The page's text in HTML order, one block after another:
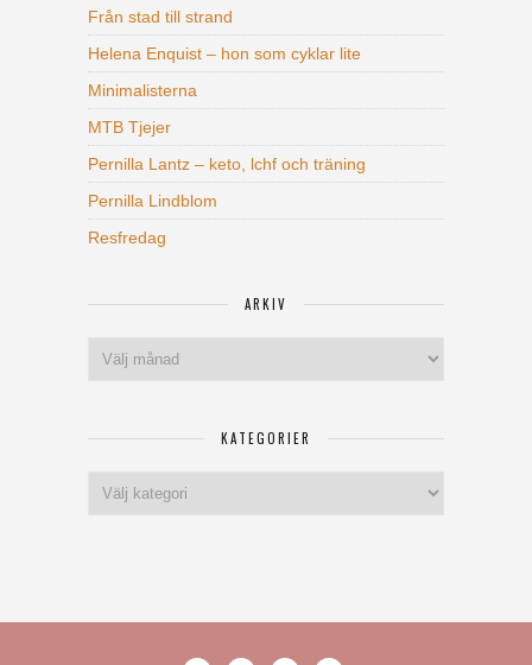
Från stad till strand
Helena Enquist – hon som cyklar lite
Minimalisterna
MTB Tjejer
Pernilla Lantz – keto, lchf och träning
Pernilla Lindblom
Resfredag
ARKIV
KATEGORIER